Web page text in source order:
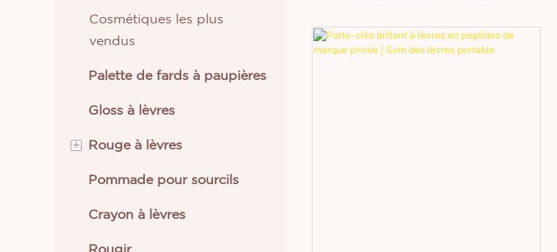
Cosmétiques les plus
vendus
Palette de fards à paupières
Gloss à lèvres
+ Rouge à lèvres
Rouge à lèvres crème
Rouge à lèvres liquide
Pommade pour sourcils
Crayon à lèvres
Rougir
mat confortable après application.
Contrairement aux rouges à lèvres mats